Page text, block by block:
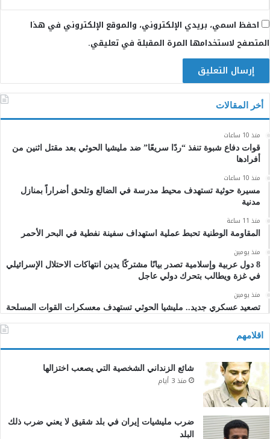
احفظ اسمي، بريدي الإلكتروني، والموقع الإلكتروني في هذا
المتصفح لاستخدامها المرة المقبلة في تعليقي.
أخر المقالات
منذ 10 ساعات
قوات دفاع شبوة تنفذ “ردًا سريعًا” ضد مليشيا الحوثي بعد مقتل اثنين من
أفرادها
منذ 10 ساعات
مسيرة حوثية تستهدف محيط مدرسة في الضالع وتلحق أضراراً بمنازل
مدنية
منذ 11 ساعة
المقاومة الوطنية تحبط عملية استهداف سفينة نفطية في البحر الأحمر
منذ يومين
8 دول عربية وإسلامية تصدر بيانًا مشتركًا يدين انتهاكات الاحتلال الإسرائيلي
في غزة ويطالب بتحرك دولي عاجل
منذ يومين
تصعيد عسكري جديد.. مليشيا الحوثي تستهدف معسكرات القوات المسلحة
اقلامهم
شائع الزنداني الشخصية التي يصعب اختزالها
منذ 3 أيام
ضرب مليشيات إيران في بلد شقيق لا يعني ضرب ذلك
البلد